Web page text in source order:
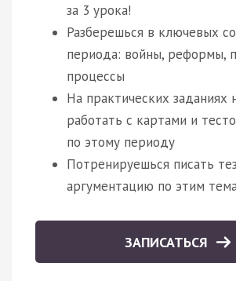
за 3 урока!
Разберешься в ключевых
периода: войны, реформы,
процессы
На практических заданиях
работать с картами и
по этому периоду
Потренируешься писать
аргументацию по этим
ЗАПИСАТЬСЯ